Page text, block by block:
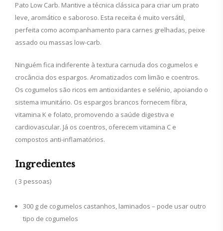
Pato Low Carb. Mantive a técnica clássica para criar um prato
leve, aromático e saboroso. Esta receita é muito versátil,
perfeita como acompanhamento para carnes grelhadas, peixe
assado ou massas low-carb.
Ninguém fica indiferente à textura carnuda dos cogumelos e
crocância dos espargos. Aromatizados com limão e coentros.
Os cogumelos são ricos em antioxidantes e selénio, apoiando o
sistema imunitário. Os espargos brancos fornecem fibra,
vitamina K e folato, promovendo a saúde digestiva e
cardiovascular. Já os coentros, oferecem vitamina C e
compostos anti-inflamatórios.
Ingredientes
( 3 pessoas)
300 g de cogumelos castanhos, laminados – pode usar outro
tipo de cogumelos